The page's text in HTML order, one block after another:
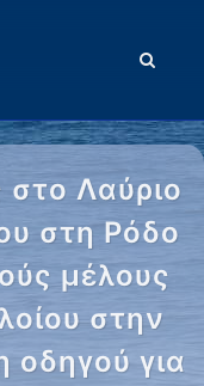
Λαύριο
στη Ρόδο
μέλους
στην
για